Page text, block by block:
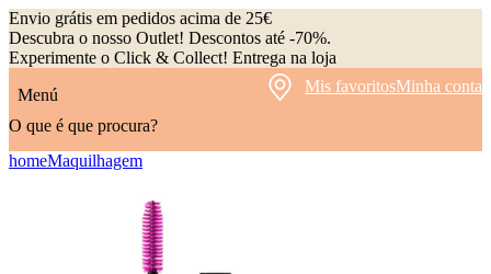
Envio grátis em pedidos acima de 25€
Descubra o nosso Outlet! Descontos até -70%.
Experimente o Click & Collect! Entrega na loja
Menú
Mis favoritosMinha conta
O que é que procura?
homeMaquilhagem